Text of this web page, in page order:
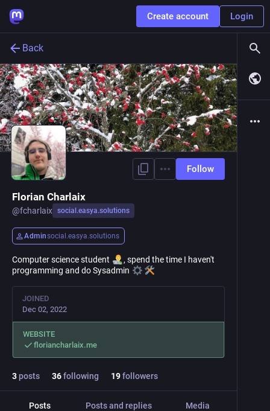
Create account Login
Back
Follow
Florian Charlaix
@fcharlaix social.easya.solutions
Adminsocial.easya.solutions
Computer science student
, spend the time I haven't
programming and do Sysadmin
JOINED
Dec 02, 2022
WEBSITE
floriancharlaix.me
3posts 36following 19followers
Posts Posts and replies Media